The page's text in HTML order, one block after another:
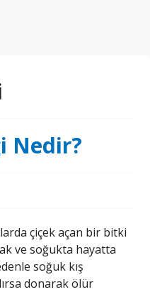
Nedir?
çiçek açan bir bitki
ve soğukta hayatta
soğuk kış
donarak ölür